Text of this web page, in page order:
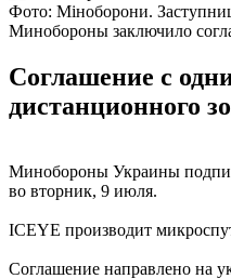
Фото: Міноборони.
Минобороны заключило
Соглашение с
дистанционного
Минобороны Украины
во вторник, 9 июля.
ICEYE производит
Соглашение направлено на